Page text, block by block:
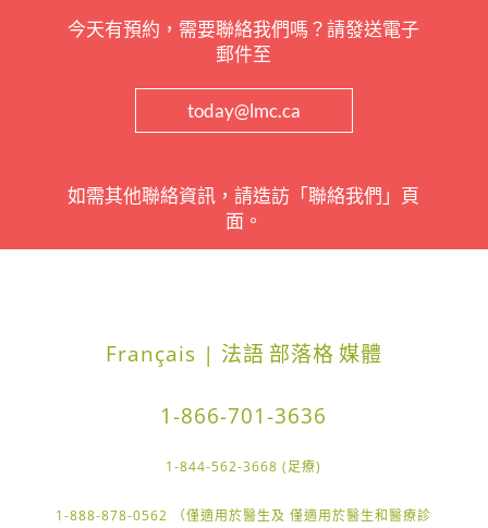
今天有預約，需要聯絡我們嗎？請發送電子
郵件至
today@lmc.ca
如需其他聯絡資訊，請造訪「聯絡我們」頁
面。
Français | 法語 部落格媒體
1-866-701-3636
1-844-562-3668 (足療)
1-888-878-0562 （僅適用於醫生及 僅適用於醫生和醫療診